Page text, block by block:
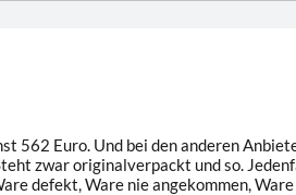
562 Euro. Und bei den anderen
zwar originalverpackt und so.
defekt, Ware nie angekommen,